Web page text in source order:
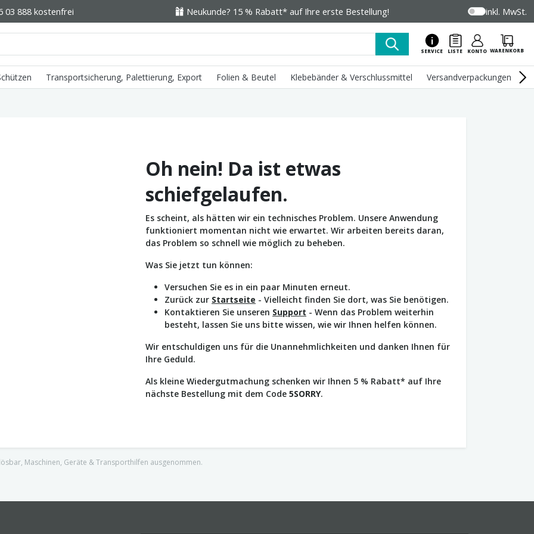
03 888 kostenfrei Neukunde? 15 % Rabatt* auf Ihre erste Bestellung! inkl. MwSt.
SERVICE LISTE KONTO WARENKORB
Transportsicherung, Palettierung, Export Folien & Beutel Klebebänder & Verschlussmittel Versandverpackungen
Oh nein! Da ist etwas
schiefgelaufen.
Es scheint, als hätten wir ein technisches Problem. Unsere Anwendung
funktioniert momentan nicht wie erwartet. Wir arbeiten bereits daran,
das Problem so schnell wie möglich zu beheben.
Was Sie jetzt tun können:
Versuchen Sie es in ein paar Minuten erneut.
Zurück zur Startseite - Vielleicht finden Sie dort, was Sie benötigen.
Kontaktieren Sie unseren Support - Wenn das Problem weiterhin
besteht, lassen Sie uns bitte wissen, wie wir Ihnen helfen können.
Wir entschuldigen uns für die Unannehmlichkeiten und danken Ihnen für
Ihre Geduld.
Als kleine Wiedergutmachung schenken wir Ihnen 5 % Rabatt* auf Ihre
nächste Bestellung mit dem Code 5SORRY.
Maschinen, Geräte & Transporthilfen ausgenommen.